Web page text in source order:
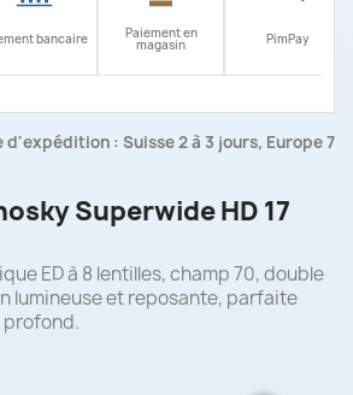
bancaire Paiement en
magasin PimPay
d'expédition : Suisse 2 à 3 jours, Europe 7
Superwide HD 17
ED à 8 lentilles, champ 70, double
lumineuse et reposante, parfaite
profond.